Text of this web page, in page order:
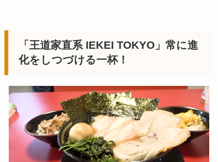
「王道家直系 IEKEI TOKYO」常に進
化をしつづける一杯！